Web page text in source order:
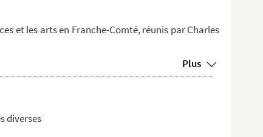
et les arts en Franche-Comté, réunis par Charles
Plus
diverses